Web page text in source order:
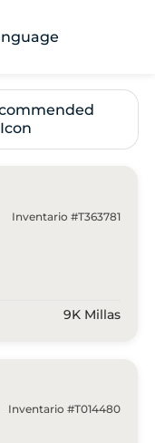
Inventario #T363781
9K Millas
Inventario #T014480